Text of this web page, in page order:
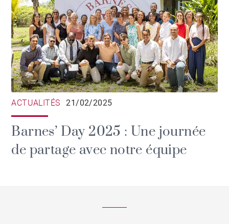
ACTUALITÉS 21/02/2025
Barnes’ Day 2025 : Une journée
de partage avec notre équipe